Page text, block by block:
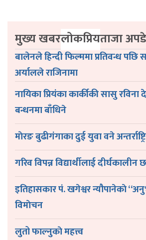
मुख्य खबरलोकप्रियताजा
बालेनले हिन्दी फिल्ममा प्रतिवन्ध
अर्यालले राजिनामा
नायिका प्रियंका कार्कीकी सासु रविना
बन्धनमा बाँधिने
माेरङ बुढीगंगाका दुई युवा वने
गरिव विपन्न विद्यार्थीलाई दीर्घकालीन
इतिहासकार पं. खगेश्वर न्यौपानेकाे
विमाेचन
लुतो फाल्नुकाे महत्त्व